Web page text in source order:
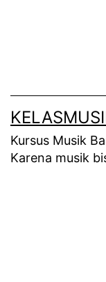
Kursus Musik
Karena musik